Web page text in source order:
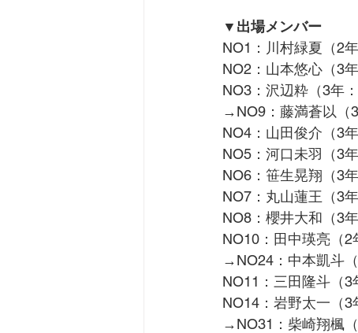
▼出場メンバー
NO1：川村緑夏（2
NO2：山本悠心（3
NO3：沢辺粋（3年
→NO9：藤満蒼以（3
NO4：山田俊介（3
NO5：河口未羽（3
NO6：笹生晃翔（3
NO7：丸山蓮王（3
NO8：櫻井大和（3
NO10：田中瑛亮（2
→NO24：中本凱斗（
NO11：三田隆斗（3
NO14：岩野太一（3
→NO31：柴崎翔楓（